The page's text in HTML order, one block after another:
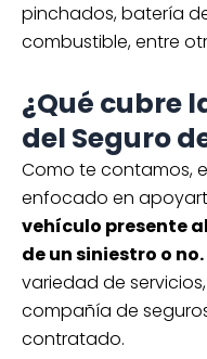
pinchados, batería
combustible, entre
¿Qué cubre
del Seguro
Como te contamos,
enfocado en
vehículo presente
de un siniestro o no.
variedad de
compañía de
contratado.